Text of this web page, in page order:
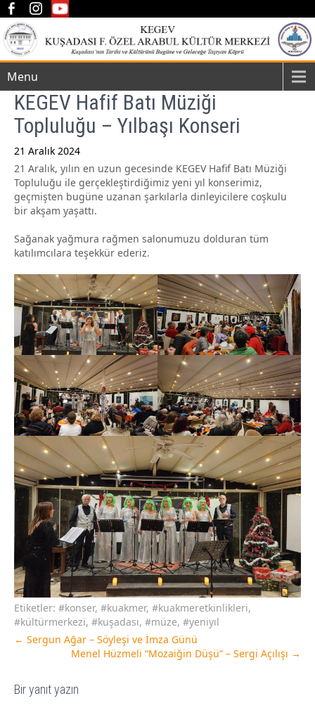
Menu
KEGEV Hafif Batı Müziği
Topluluğu – Yılbaşı Konseri
21 Aralık 2024
21 Aralık, yılın en uzun gecesinde KEGEV Hafif Batı Müziği
Topluluğu ile gerçekleştirdiğimiz yeni yıl konserimiz,
geçmişten bugüne uzanan şarkılarla dinleyicilere coşkulu
bir akşam yaşattı.
Sağanak yağmura rağmen salonumuzu dolduran tüm
katılımcılara teşekkür ederiz.
Etiketler: #konser, #kuakmer, #kuakmeretkinlikleri,
#kültürmerkezi, #kuşadası, #müze, #yeniyıl
Post
navigation
← Sergun Ağar – Söyleşi ve İmza Günü
Menel Hüzmeli “Mozaiğin Düşü” – Sergi Açılışı →
Bir yanıt yazın